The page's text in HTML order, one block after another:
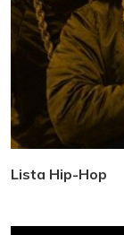
Lista Hip-Hop